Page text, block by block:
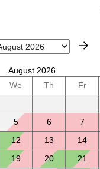
August 2026
We Th Fr
5 6 7
12 13 14
19 20 21